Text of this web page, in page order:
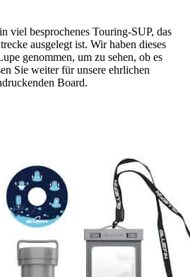
viel besprochenes Touring-SUP, das
ausgelegt ist. Wir haben dieses
genommen, um zu sehen, ob es
Sie weiter für unsere ehrlichen
Board.